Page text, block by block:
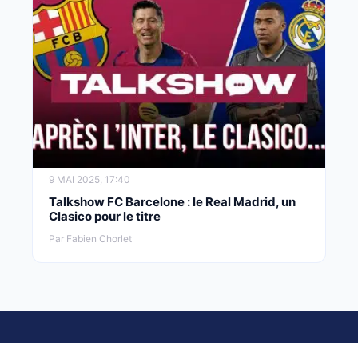
9 MAI 2025, 17:40
Talkshow FC Barcelone : le Real Madrid, un
Clasico pour le titre
Par Fabien Chorlet